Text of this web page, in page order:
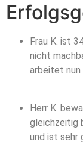
Frau K. ist
nicht
arbeitet nun
Herr K.
gleichzeitig
und ist sehr